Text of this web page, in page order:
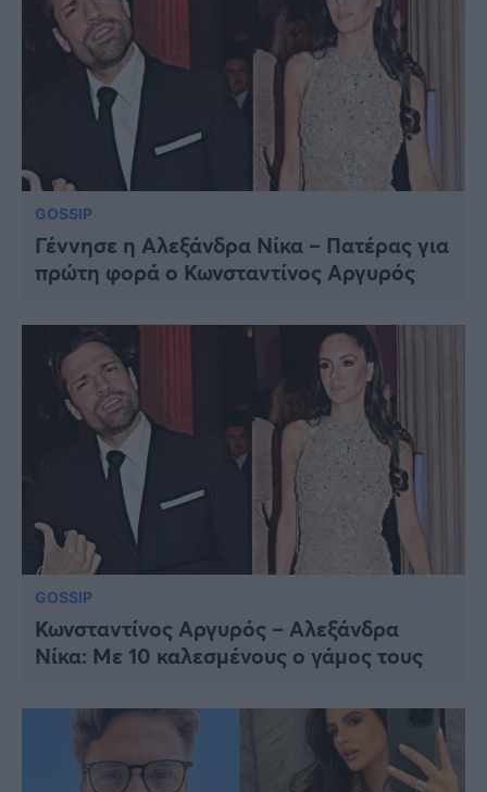
GOSSIP
Γέννησε η Αλεξάνδρα Νίκα – Πατέρας για
πρώτη φορά ο Κωνσταντίνος Αργυρός
GOSSIP
Κωνσταντίνος Αργυρός – Αλεξάνδρα
Νίκα: Με 10 καλεσμένους ο γάμος τους